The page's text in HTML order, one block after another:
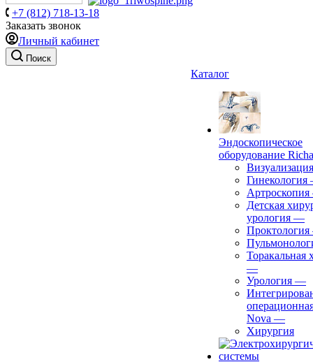
+7 (812) 718-13-18
Заказать звонок
Личный кабинет
Поиск
Каталог
Эндоскопическое
оборудование
Визуализация
Гинекология
Артроскопия
Детская
урология —
Проктология
Торакальная
—
Урология —
Nova —
Хирургия